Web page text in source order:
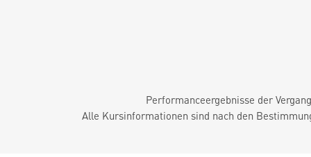
Performanceergebnisse der
Alle Kursinformationen sind nach den